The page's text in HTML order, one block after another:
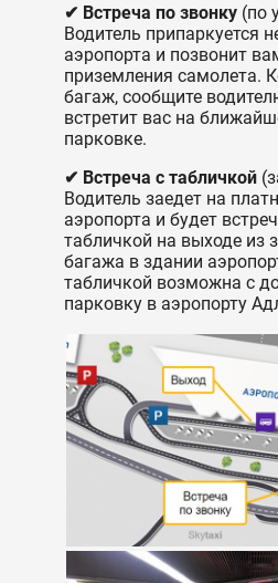
✔ Встреча по звонку(по
Водитель припаркуется
аэропорта и позвонит
приземления самолета.
багаж, сообщите
встретит вас на
парковке.
✔ Встреча с табличкой
Водитель заедет на
аэропорта и будет
табличкой на выходе из
багажа в здании
табличкой возможна с
парковку в аэропорту